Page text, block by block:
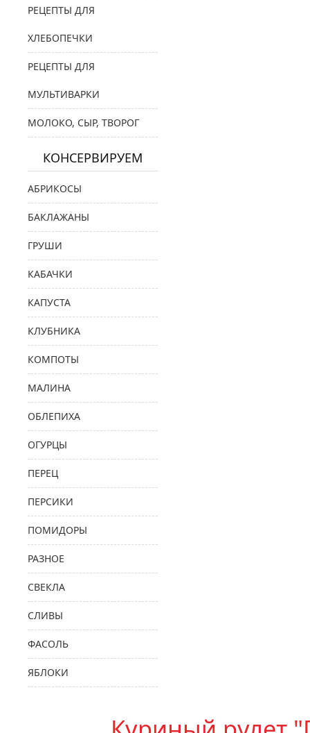
РЕЦЕПТЫ ДЛЯ
ХЛЕБОПЕЧКИ
РЕЦЕПТЫ ДЛЯ
МУЛЬТИВАРКИ
МОЛОКО, СЫР, ТВОРОГ
КОНСЕРВИРУЕМ
АБРИКОСЫ
БАКЛАЖАНЫ
ГРУШИ
КАБАЧКИ
КАПУСТА
КЛУБНИКА
КОМПОТЫ
МАЛИНА
ОБЛЕПИХА
ОГУРЦЫ
ПЕРЕЦ
ПЕРСИКИ
ПОМИДОРЫ
РАЗНОЕ
СВЕКЛА
СЛИВЫ
ФАСОЛЬ
ЯБЛОКИ